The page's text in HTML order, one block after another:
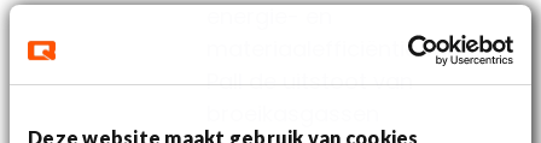
Deze website maakt gebruik van cookies
materiaalefficiëntie wilt Q-
Pall de uitstoot van